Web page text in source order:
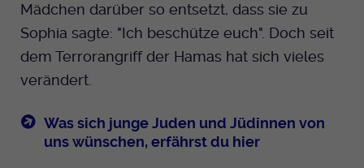
Mädchen darüber so entsetzt, dass sie zu
Sophia sagte: "Ich beschütze euch". Doch seit
dem Terrorangriff der Hamas hat sich vieles
verändert.
Was sich junge Juden und Jüdinnen von
uns wünschen, erfährst du hier